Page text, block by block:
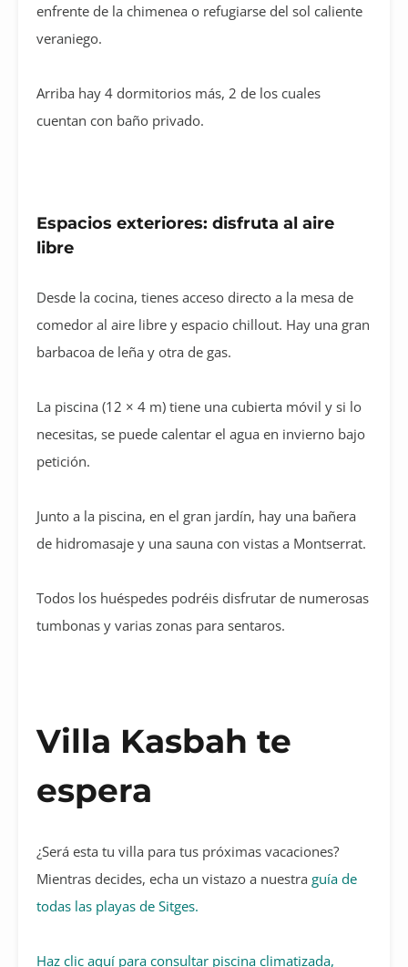
enfrente de la chimenea o refugiarse del sol caliente
veraniego.
Arriba hay 4 dormitorios más, 2 de los cuales
cuentan con baño privado.
Espacios exteriores: disfruta al aire
libre
Desde la cocina, tienes acceso directo a la mesa de
comedor al aire libre y espacio chillout. Hay una gran
barbacoa de leña y otra de gas.
La piscina (12 × 4 m) tiene una cubierta móvil y si lo
necesitas, se puede calentar el agua en invierno bajo
petición.
Junto a la piscina, en el gran jardín, hay una bañera
de hidromasaje y una sauna con vistas a Montserrat.
Todos los huéspedes podréis disfrutar de numerosas
tumbonas y varias zonas para sentaros.
Villa Kasbah te
espera
¿Será esta tu villa para tus próximas vacaciones?
Mientras decides, echa un vistazo a nuestra guía de
todas las playas de Sitges.
Haz clic aquí para consultar piscina climatizada,